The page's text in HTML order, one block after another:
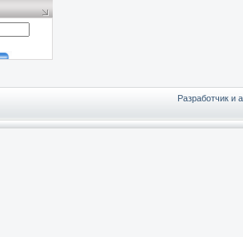
Разработчик и